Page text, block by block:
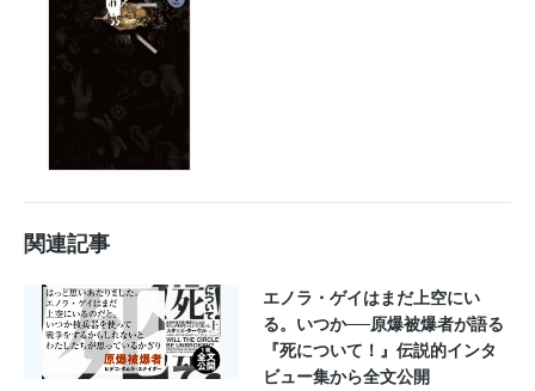
関連記事
エノラ・ゲイはまだ上空にい
る。いつか──原爆被爆者が語る
『死について！』伝説的インタ
ビュー集から全文公開